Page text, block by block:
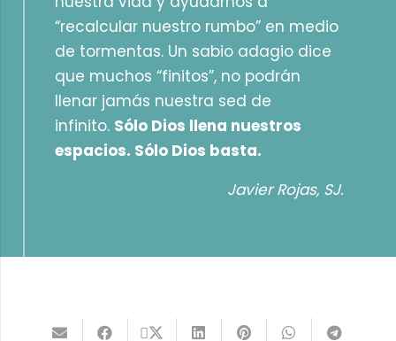
“recalcular nuestro rumbo” en medio
de tormentas. Un sabio adagio dice
que muchos “finitos”, no podrán
llenar jamás nuestra sed de
infinito. Sólo Dios llena nuestros
espacios. Sólo Dios basta.
Javier Rojas, SJ.